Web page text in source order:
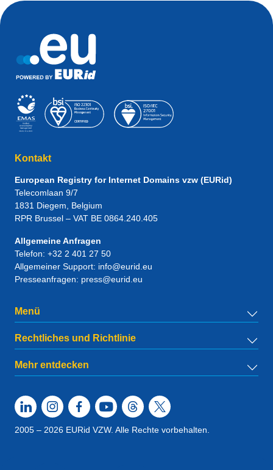
Kontakt
European Registry for Internet Domains vzw (EURid)
Telecomlaan 9/7
1831 Diegem , Belgium
RPR Brussel – VAT BE 0864.240.405
Allgemeine Anfragen
Telefon: +32 2 401 27 50
Allgemeiner Support: info@eurid.eu
Presseanfragen: press@eurid.eu
Menü
Rechtliches und Richtlinie
Mehr entdecken
2005 – 2026 EURid VZW. Alle Rechte vorbehalten.